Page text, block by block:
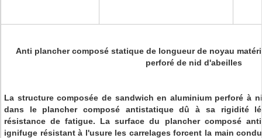
Anti plancher composé statique de longueur de noyau
perforé de nid d'abeilles
La structure composée de sandwich en aluminium perforé à
dans le plancher composé antistatique dû à sa rigidité
résistance de fatigue. La surface du plancher composé
ignifuge résistant à l'usure les carrelages forcent la main